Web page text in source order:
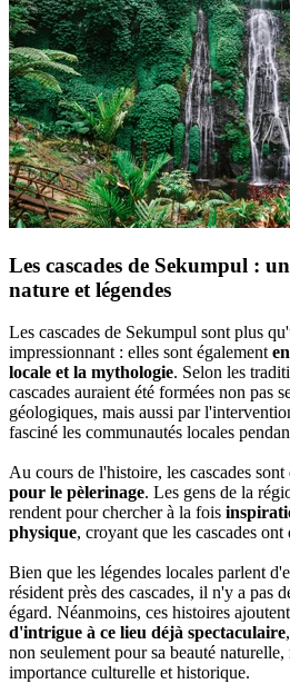
Les cascades de Sekumpul :
nature et légendes
Les cascades de Sekumpul sont plus
impressionnant : elles sont également
locale et la mythologie. Selon les
cascades auraient été formées non pas
géologiques, mais aussi par
fasciné les communautés locales
Au cours de l'histoire, les cascades sont
pour le pèlerinage. Les gens de la
rendent pour chercher à la fois
physique, croyant que les cascades
Bien que les légendes locales parlent
résident près des cascades, il n'y a pas
égard. Néanmoins, ces histoires ajoutent
d'intrigue à ce lieu déjà spectaculaire
non seulement pour sa beauté naturelle,
importance culturelle et historique.